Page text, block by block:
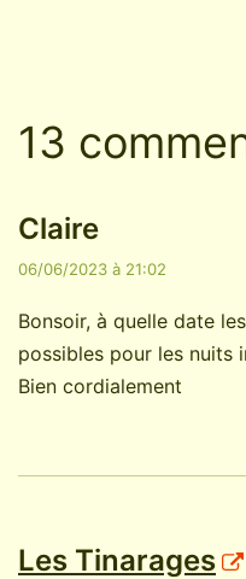
13
Claire
06/06/2023 à 21:02
Bonsoir, à quelle date
possibles pour les nuits
Bien cordialement
Les Tinarages